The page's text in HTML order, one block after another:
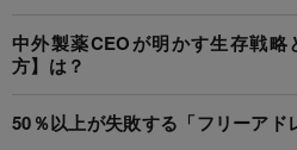
中外製薬CEOが明かす生存戦略
方】は？
50％以上が失敗する「フリーアド